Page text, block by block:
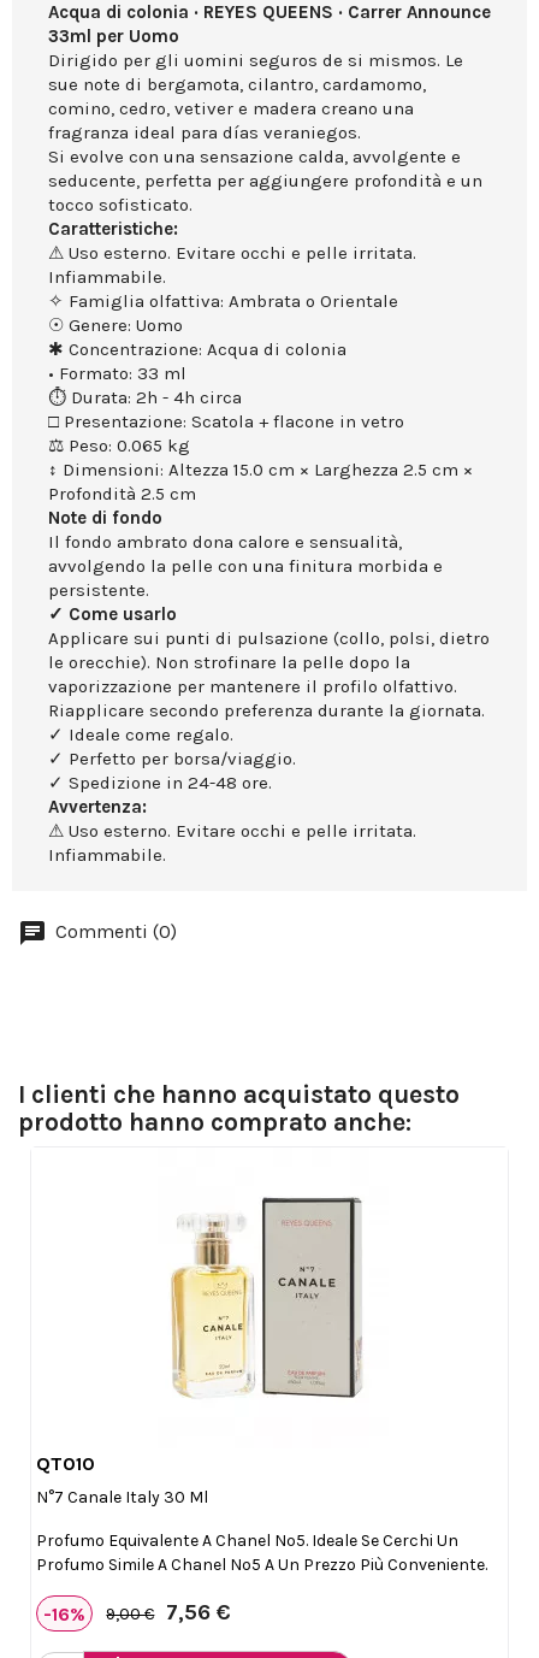
Acqua di colonia · REYES QUEENS · Carrer Announce
33ml per Uomo
Dirigido per gli uomini seguros de si mismos. Le
sue note di bergamota, cilantro, cardamomo,
comino, cedro, vetiver e madera creano una
fragranza ideal para días veraniegos.
Si evolve con una sensazione calda, avvolgente e
seducente, perfetta per aggiungere profondità e un
tocco sofisticato.
Caratteristiche:
⚠ Uso esterno. Evitare occhi e pelle irritata.
Infiammabile.
✧ Famiglia olfattiva: Ambrata o Orientale
☉ Genere: Uomo
✱ Concentrazione: Acqua di colonia
• Formato: 33 ml
⏱ Durata: 2h - 4h circa
□ Presentazione: Scatola + flacone in vetro
⚖ Peso: 0.065 kg
↕ Dimensioni: Altezza 15.0 cm × Larghezza 2.5 cm ×
Profondità 2.5 cm
Note di fondo
Il fondo ambrato dona calore e sensualità,
avvolgendo la pelle con una finitura morbida e
persistente.
✓ Come usarlo
Applicare sui punti di pulsazione (collo, polsi, dietro
le orecchie). Non strofinare la pelle dopo la
vaporizzazione per mantenere il profilo olfattivo.
Riapplicare secondo preferenza durante la giornata.
✓ Ideale come regalo.
✓ Perfetto per borsa/viaggio.
✓ Spedizione in 24-48 ore.
Avvertenza:
⚠ Uso esterno. Evitare occhi e pelle irritata.
Infiammabile.
Commenti (0)
I clienti che hanno acquistato questo
prodotto hanno comprato anche:
QT010
N°7 Canale Italy 30 Ml
Profumo Equivalente A Chanel Nº5. Ideale Se Cerchi Un
Profumo Simile A Chanel Nº5 A Un Prezzo Più Conveniente.
-16% 9,00 € 7,56 €